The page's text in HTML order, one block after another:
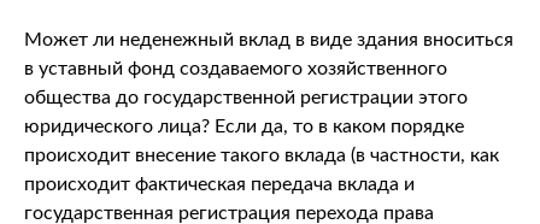
Может ли неденежный вклад в виде здания вноситься
в уставный фонд создаваемого хозяйственного
общества до государственной регистрации этого
юридического лица? Если да, то в каком порядке
происходит внесение такого вклада (в частности, как
происходит фактическая передача вклада и
государственная регистрация перехода права